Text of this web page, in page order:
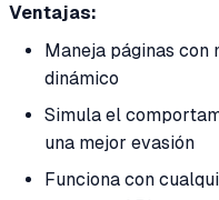
Ventajas:
Maneja páginas
dinámico
Simula el
una mejor evasión
Funciona con